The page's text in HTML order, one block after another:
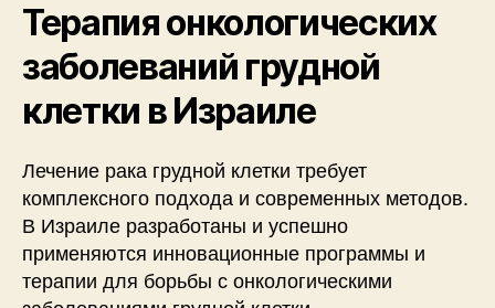
Терапия онкологических
заболеваний грудной
клетки в Израиле
Лечение рака грудной клетки требует
комплексного подхода и современных методов.
В Израиле разработаны и успешно
применяются инновационные программы и
терапии для борьбы с онкологическими